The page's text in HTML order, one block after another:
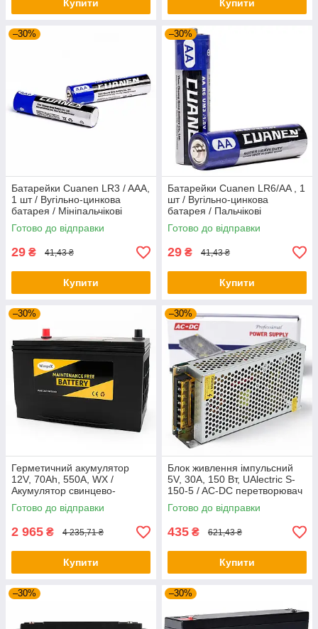
Купити Купити
–30%
Батарейки Cuanen LR3 / AAA,
1 шт / Вугільно-цинкова
батарея / Мініпальчікові
батарейки / Батарейки для
пульта
Готово до відправки
29 ₴ 41,43 ₴
Купити
–30%
Батарейки Cuanen LR6/AA , 1
шт / Вугільно-цинкова
батарея / Пальчікові
батарейки / Батарейки для
пульта
Готово до відправки
29 ₴ 41,43 ₴
Купити
–30%
Герметичний акумулятор
12V, 70Ah, 550A, WХ /
Акумулятор свинцево-
кислотний / Акумуляторна
батарея / Свинцево-кислотна
Готово до відправки
2 965 ₴ 4 235,71 ₴
Купити
–30%
Блок живлення імпульсний
5V, 30А, 150 Вт, UAlectric S-
150-5 / AC-DC перетворювач
/ Нецифровий імпульсний
блок живлення
Готово до відправки
435 ₴ 621,43 ₴
Купити
–30% –30%